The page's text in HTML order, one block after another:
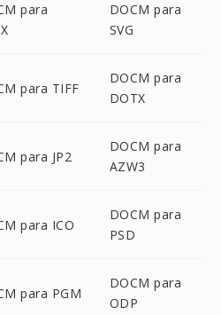
para
DOCM para
SVG
para TIFF
DOCM para
DOTX
para JP2
DOCM para
AZW3
para ICO
DOCM para
PSD
para PGM
DOCM para
ODP